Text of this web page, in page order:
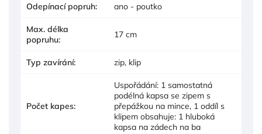
Odepínací popruh: ano - poutko
Max. délka
popruhu: 17 cm
Typ zavírání: zip, klip
Počet kapes:
Uspořádání: 1 samostatná
podélná kapsa se zipem s
přepážkou na mince, 1 oddíl s
klipem obsahuje: 1 hluboká
kapsa na zádech na ba